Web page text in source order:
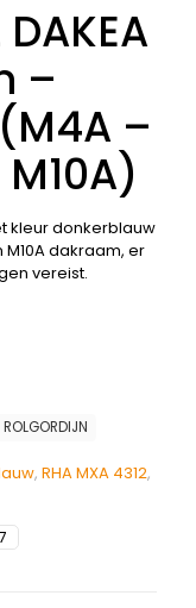
–
–
kleur donkerblauw
M10A dakraam, er
vereist.
, RHA MXA 4312,
ROLGORDIJN